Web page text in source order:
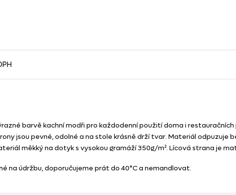
barvě kachní modři pro každodenní použití doma i
jsou pevné, odolné a na stole krásně drží tvar. Materiál odpuzuje
měkký na dotyk s vysokou gramáží 350g/m². Lícová strana je
na údržbu, doporučujeme prát do 40°C a nemandlovat.